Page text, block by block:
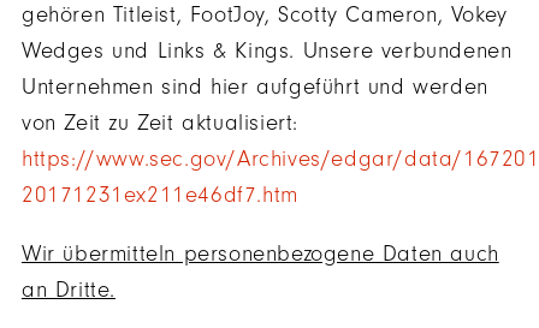
gehören Titleist, FootJoy, Scotty Cameron, Vokey
Wedges und Links & Kings. Unsere verbundenen
Unternehmen sind hier aufgeführt und werden
von Zeit zu Zeit aktualisiert:
https://www.sec.gov/Archives/edgar/data/
20171231ex211e46df7.htm
Wir übermitteln personenbezogene Daten auch
an Dritte.